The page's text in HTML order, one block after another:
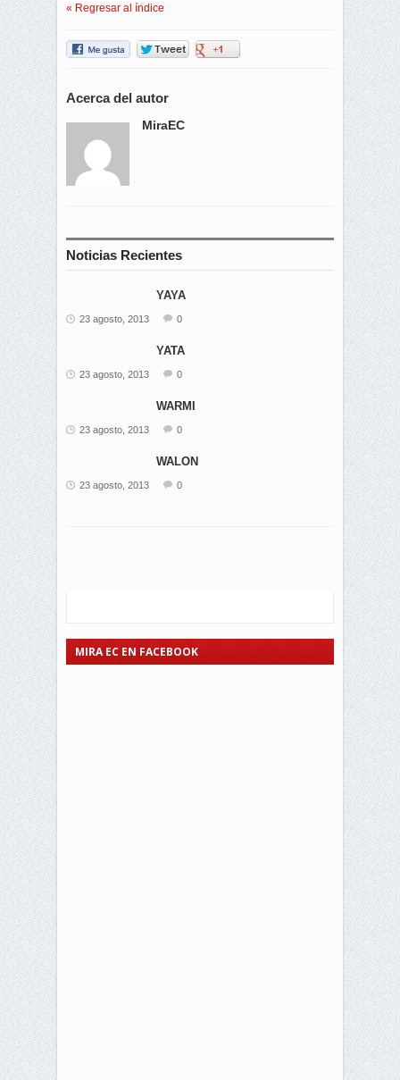
« Regresar al índice
Acerca del autor
MiraEC
Noticias Recientes
YAYA
23 agosto, 2013 0
YATA
23 agosto, 2013 0
WARMI
23 agosto, 2013 0
WALON
23 agosto, 2013 0
MIRA EC EN FACEBOOK